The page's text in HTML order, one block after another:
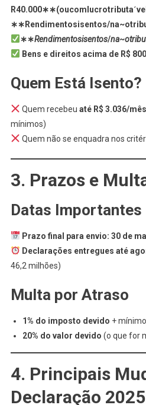
∗∗Rendimentosisentos/
∗∗Rendimentosisentos/na~otribu
Bens e direitos acima de R$
Quem Está Isento?
Quem recebeu até R$ 3.036/
mínimos)
Quem não se enquadra nos
3. Prazos e
Datas Importantes
Prazo final para envio: 30 de
Declarações entregues até
46,2 milhões)
Multa por Atraso
1% do imposto devido +
20% do valor devido (o que for
4. Principais
Declaração 2025